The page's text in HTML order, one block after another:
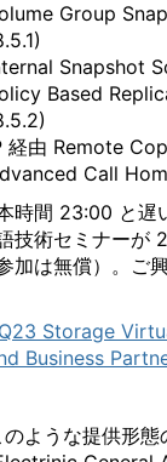
Group
Snapshot
Based
経由 Remote
Call
時間 23:00 と
技術セミナーが
加は無償）。ご
Storage
Business
のような提供形